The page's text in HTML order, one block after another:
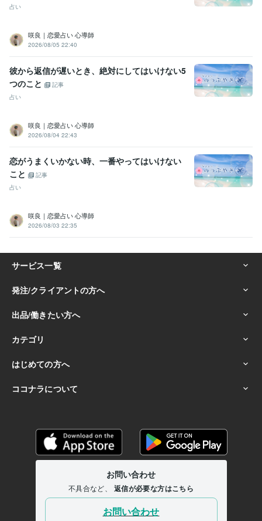
占い
咲良｜恋愛占い 心導師
2026/08/05 22:40
彼から返信が遅いとき、絶対にしてはいけない5
つのこと
記事
占い
咲良｜恋愛占い 心導師
2026/08/04 22:43
恋がうまくいかない時、一番やってはいけない
こと
記事
占い
咲良｜恋愛占い 心導師
2026/08/03 22:35